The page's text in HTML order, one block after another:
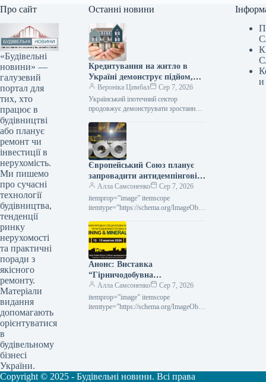
Про сайт
«Будівельні
новини» —
галузевий
портал для
тих, хто
працює в
будівництві
або планує
ремонт чи
інвестиції в
нерухомість.
Ми пишемо
про сучасні
технології
будівництва,
тенденції
ринку
нерухомості
та практичні
поради з
якісного
ремонту.
Матеріали
видання
допомагають
орієнтуватися
в
будівельному
бізнесі
України.
Останні новини
Кредитування на житло в
Україні демонструє підйом,
проте без підтримки держави
сфера практично не
функціонує.
Вероніка Цимбал
Сер 7, 2026
Український іпотечний сектор
продовжує демонструвати зростання,
винятково залежним від державної
допомоги. Згідно з заявою Олени…
Європейський Союз планує
запровадити антидемпінгові
збори на холоднокатаний
прокат з п’яти держав.
Алла Самсоненко
Сер 7, 2026
itemprop=”image” itemscope
itemtype=”https://schema.org/ImageObje
Холоднокатаний рулон Новини
Глобальний ринок захисні заходи
Роздрукувати 197 07 Серпня 2026 ЄС
планує запровадити…
Анонс: Виставка
“Гірничодобувна
промисловість та мінерали
Експо 2026”
Алла Самсоненко
Сер 7, 2026
itemprop=”image” itemscope
itemtype=”https://schema.org/ImageObje
и
Copyright © 2025 - Будівельні новини. Всі права